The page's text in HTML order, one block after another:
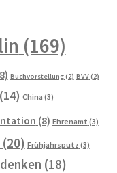
(169)
Buchvorstellung(2) BVV(2)
(14) China (3)
(8) Ehrenamt (3)
(20) Frühjahrsputz (3)
(18)